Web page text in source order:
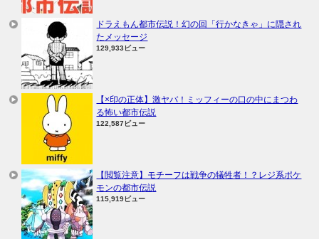
ドラえもん都市伝説！幻の回「行かなきゃ」に隠され
たメッセージ
129,933ビュー
【×印の正体】激ヤバ！ミッフィーの口の中にまつわ
る怖い都市伝説
122,587ビュー
【閲覧注意】モチーフは戦争の犠牲者！？レジ系ポケ
モンの都市伝説
115,919ビュー